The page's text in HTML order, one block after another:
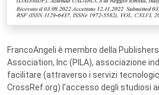
FrancoAngeli è membro della
Association, Inc (PILA), associazione
facilitare (attraverso i servizi
CrossRef.org) l’accesso degli studiosi